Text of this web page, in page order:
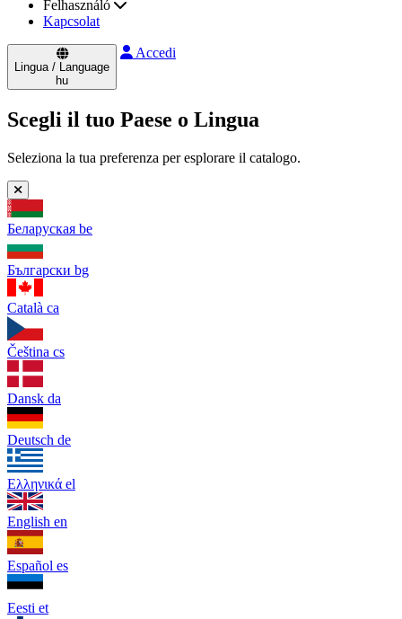
Felhasználó
Kapcsolat
Lingua / Language
hu
Accedi
Scegli il tuo Paese o Lingua
Seleziona la tua preferenza per esplorare il catalogo.
Беларуская be
Български bg
Català ca
Čeština cs
Dansk da
Deutsch de
Ελληνικά el
English en
Español es
Eesti et